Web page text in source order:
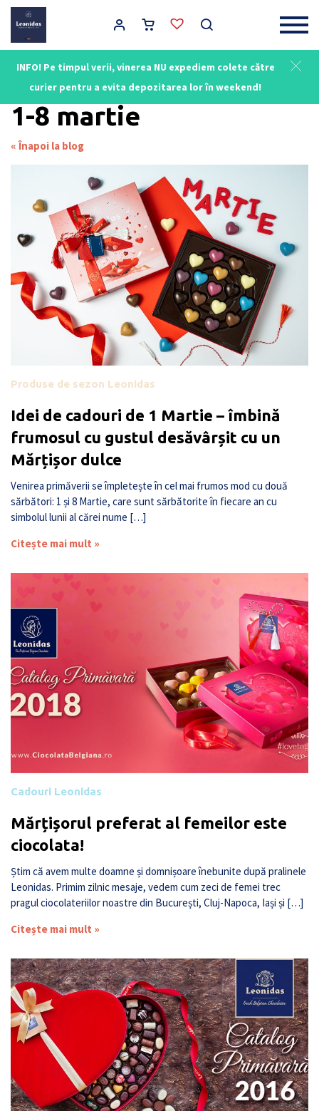
INFO! Pe timpul verii, vinerea NU expediem colete către
curier pentru a evita depozitarea lor în weekend!
Main Navigation
1-8 martie
« Înapoi la blog
Produse de sezon Leonidas
Idei de cadouri de 1 Martie – îmbină
frumosul cu gustul desăvârșit cu un
Mărțișor dulce
Venirea primăverii se împletește în cel mai frumos mod cu două
sărbători: 1 și 8 Martie, care sunt sărbătorite în fiecare an cu
simbolul lunii al cărei nume […]
Citește mai mult »
Cadouri Leonidas
Mărțișorul preferat al femeilor este
ciocolata!
Știm că avem multe doamne și domnișoare înebunite după pralinele
Leonidas. Primim zilnic mesaje, vedem cum zeci de femei trec
pragul ciocolateriilor noastre din București, Cluj-Napoca, Iași și […]
Citește mai mult »